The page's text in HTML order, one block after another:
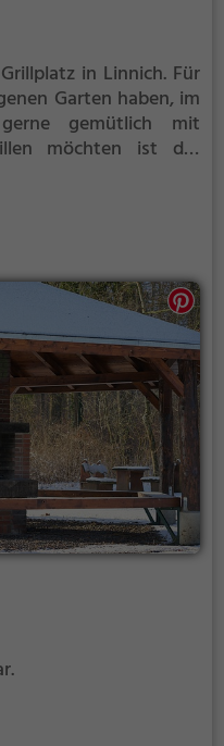
in Linnich. Für
Garten haben, im
gemütlich mit
möchten ist der
Hier kann eine Feier
Nacht gehen und
euch und könnt